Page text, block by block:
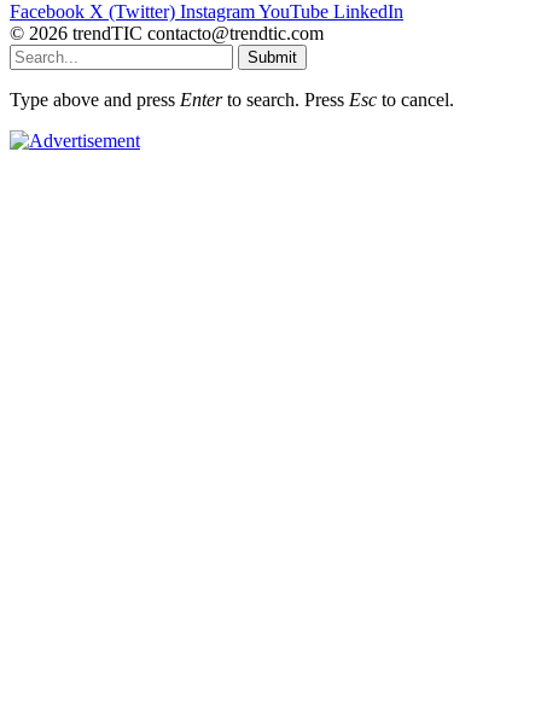
Facebook X (Twitter) InstagramYouTube LinkedIn
© 2026 trendTIC contacto@trendtic.com
Submit
Type above and press Enterto search. Press Esc to cancel.